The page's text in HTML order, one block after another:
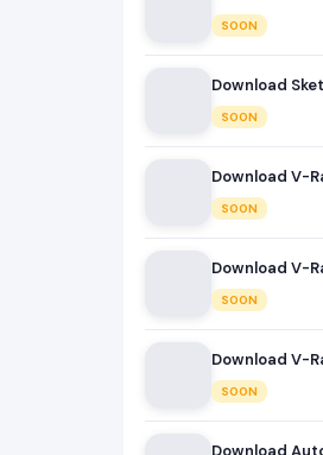
SOON
Download
SOON
Download V-
SOON
Download V-
SOON
Download V-
SOON
Download